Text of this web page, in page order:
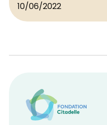
10/06/2022